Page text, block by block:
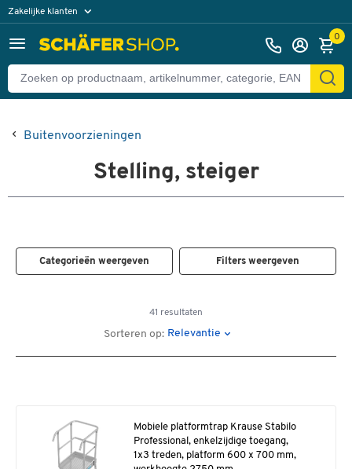
Zakelijke klanten
Particuliere klanten 0
Buitenvoorzieningen
Stelling, steiger
Categorieën weergeven Filters weergeven
41 resultaten
Sorteren op: Relevantie
Mobiele platformtrap Krause Stabilo
Professional, enkelzijdige toegang,
1x3 treden, platform 600 x 700 mm,